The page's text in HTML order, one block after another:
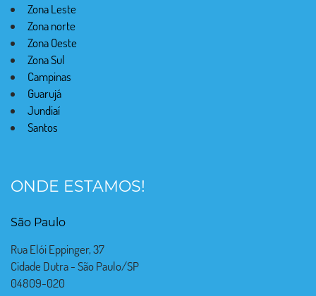
Zona Leste
Zona norte
Zona Oeste
Zona Sul
Campinas
Guarujá
Jundiaí
Santos
ONDE ESTAMOS!
São Paulo
Rua Elói Eppinger, 37
Cidade Dutra - São Paulo/SP
04809-020